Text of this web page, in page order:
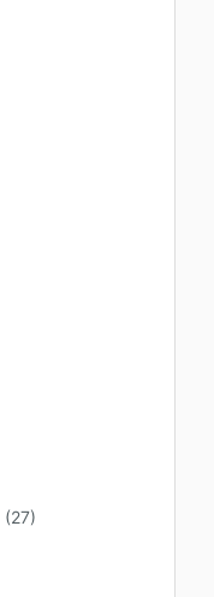
(27)